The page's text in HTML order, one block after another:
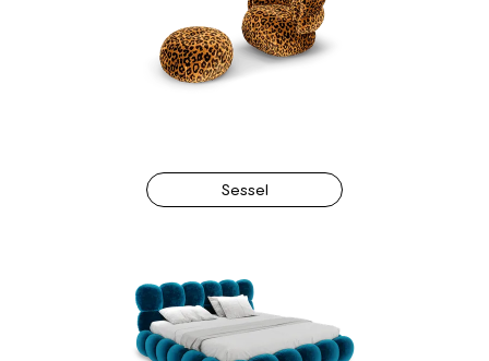
Sessel